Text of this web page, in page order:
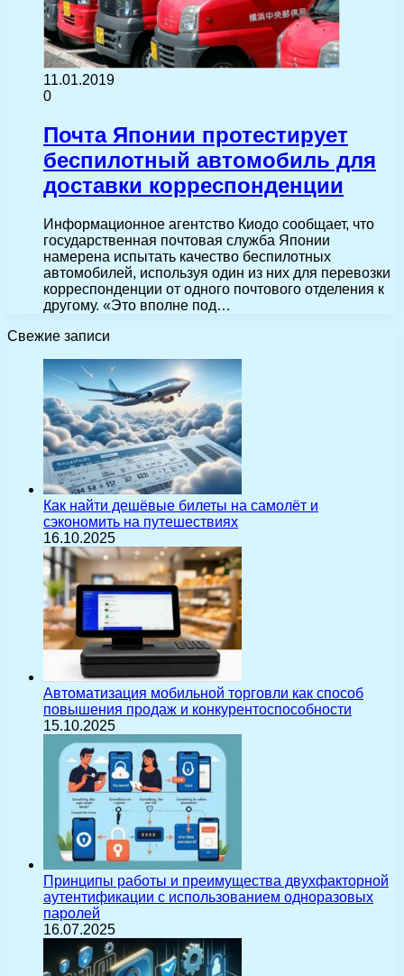
11.01.2019
0
Почта Японии протестирует
беспилотный автомобиль для
доставки корреспонденции
Информационное агентство Киодо сообщает, что
государственная почтовая служба Японии
намерена испытать качество беспилотных
автомобилей, используя один из них для перевозки
корреспонденции от одного почтового отделения к
другому. «Это вполне под…
Свежие записи
Как найти дешёвые билеты на самолёт и
сэкономить на путешествиях
16.10.2025
Автоматизация мобильной торговли как способ
повышения продаж и конкурентоспособности
15.10.2025
Принципы работы и преимущества двухфакторной
аутентификации с использованием одноразовых
паролей
16.07.2025